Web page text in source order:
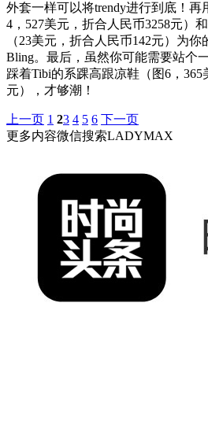
外套一样可以将trendy进行到底！再
4，527美元，折合人民币3258元）
（23美元，折合人民币142元）为
Bling。最后，虽然你可能需要站个
踩着Tibi的系踝高跟凉鞋（图6，365
元），才够潮！
上一页 1 23 4 5 6 下一页
更多内容微信搜索LADYMAX